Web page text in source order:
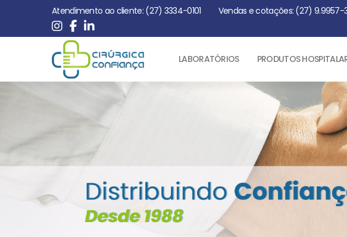
Atendimento ao cliente: (27) 3334-0101 Vendas e cotações: (27) 9.9957-
LABORATÓRIOS PRODUTOS